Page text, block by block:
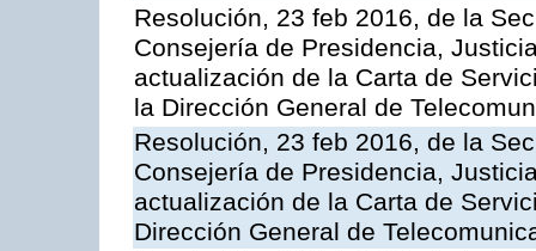
Resolución, 23 feb 2016, de la
Consejería de Presidencia,
actualización de la Carta de
la Dirección General de
Resolución, 23 feb 2016, de la
Consejería de Presidencia,
actualización de la Carta de
Dirección General de